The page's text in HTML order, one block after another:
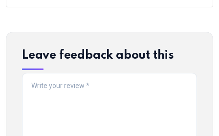
Leave feedback about this